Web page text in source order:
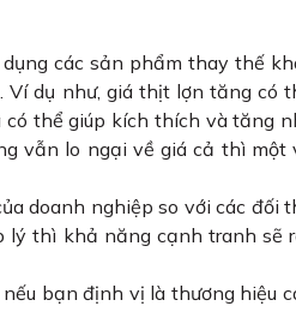
các sản phẩm thay thế
Ví dụ như, giá thịt lợn tăng có
thể giúp kích thích và tăng
vẫn lo ngại về giá cả thì một
doanh nghiệp so với các đối
lý thì khả năng cạnh tranh sẽ
bạn định vị là thương hiệu